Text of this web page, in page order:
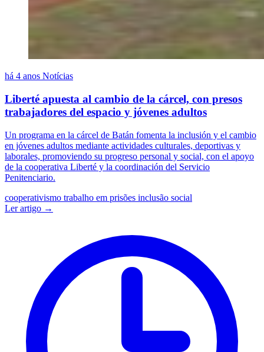
há 4 anos Notícias
Liberté apuesta al cambio de la cárcel, con presos
trabajadores del espacio y jóvenes adultos
Un programa en la cárcel de Batán fomenta la inclusión y el cambio
en jóvenes adultos mediante actividades culturales, deportivas y
laborales, promoviendo su progreso personal y social, con el apoyo
de la cooperativa Liberté y la coordinación del Servicio
Penitenciario.
cooperativismo trabalho em prisões inclusão social
Ler artigo →